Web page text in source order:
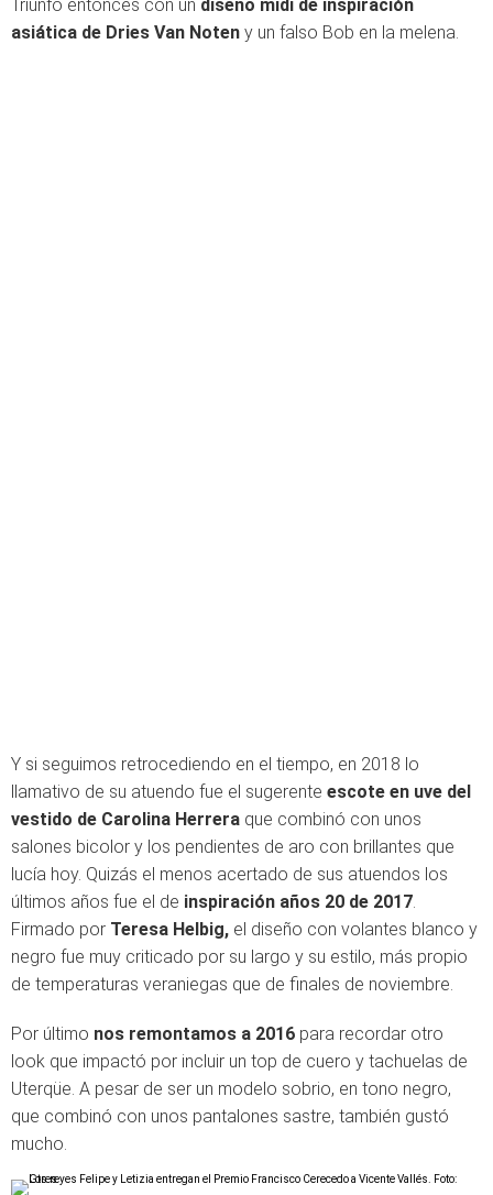
Triunfó entonces con un diseño midi de inspiración
asiática de Dries Van Noten y un falso Bob en la melena.
Y si seguimos retrocediendo en el tiempo, en 2018 lo
llamativo de su atuendo fue el sugerente escote en uve del
vestido de Carolina Herrera que combinó con unos
salones bicolor y los pendientes de aro con brillantes que
lucía hoy. Quizás el menos acertado de sus atuendos los
últimos años fue el de inspiración años 20 de 2017.
Firmado por Teresa Helbig, el diseño con volantes blanco y
negro fue muy criticado por su largo y su estilo, más propio
de temperaturas veraniegas que de finales de noviembre.
Por último nos remontamos a 2016 para recordar otro
look que impactó por incluir un top de cuero y tachuelas de
Uterqüe. A pesar de ser un modelo sobrio, en tono negro,
que combinó con unos pantalones sastre, también gustó
mucho.